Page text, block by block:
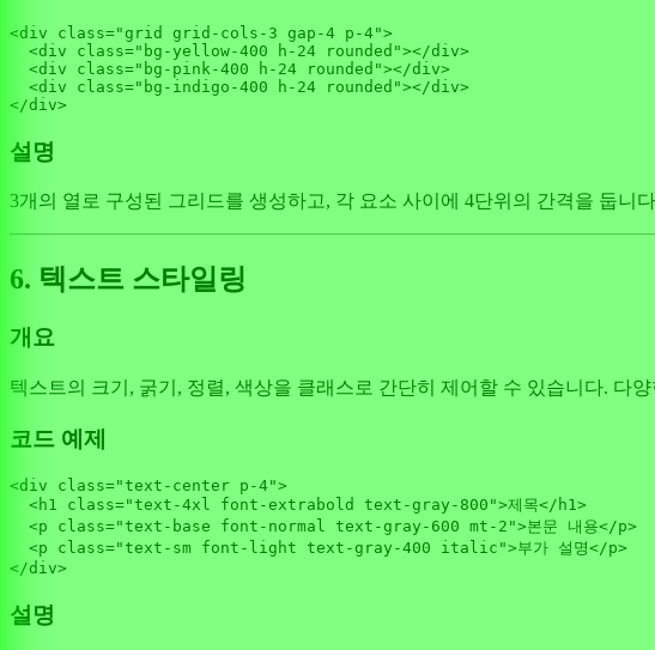
<div class="grid grid-cols-3 gap-4 p-4">
<div class="bg-yellow-400 h-24 rounded"></div>
<div class="bg-pink-400 h-24 rounded"></div>
<div class="bg-indigo-400 h-24 rounded"></div>
설명
3개의 열로 구성된 그리드를 생성하고, 각 요소 사이에 4단위의 간격을 둡니
6. 텍스트 스타일링
개요
텍스트의 크기, 굵기, 정렬, 색상을 클래스로 간단히 제어할 수 있습니다. 다
코드 예제
<div class="text-center p-4">
<h1 class="text-4xl font-extrabold text-gray-800">제목</ h1>
<p class="text-base font-normal text-gray-600 mt-2">본문 내용</p>
<p class="text-sm font-light text-gray-400 italic">부가 설명</p>
설명